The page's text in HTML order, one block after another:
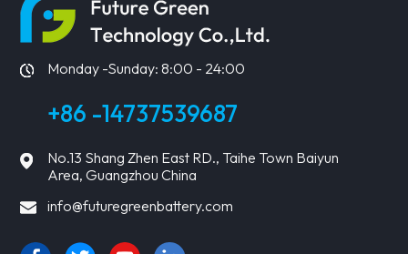
ERFAHREN
SIE MEHR SIE MEHR
Monday -Sunday: 8:00 - 24:00
+86 -14737539687
No.13 Shang Zhen East RD., Taihe Town Baiyun
Area, Guangzhou China
info@futuregreenbattery.com